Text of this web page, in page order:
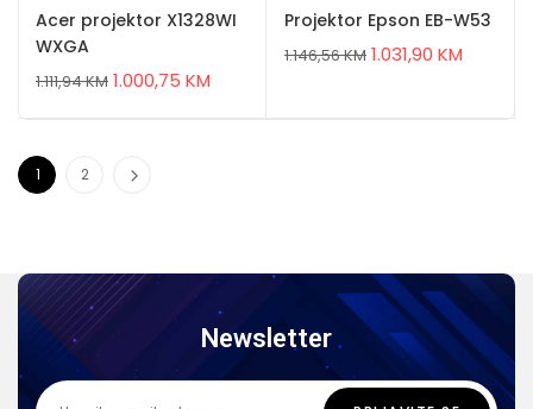
Acer projektor X1328WI
WXGA
1.111,94KM 1.000,75 KM
Projektor Epson EB-W53
1.146,56KM 1.031,90 KM
1 2
Newsletter